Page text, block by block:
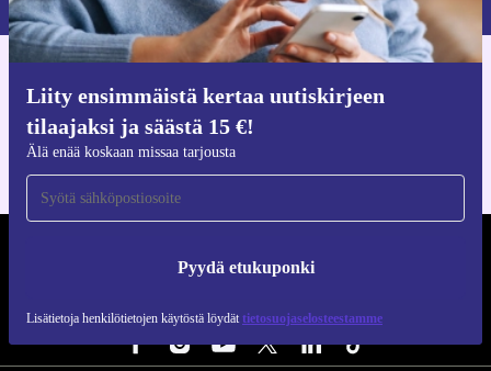
Liity ensimmäistä kertaa uutiskirjeen
tilaajaksi ja säästä 15 €!
Älä enää koskaan missaa tarjousta
Pyydä etukuponki
Lisätietoja henkilötietojen käytöstä löydät tietosuojaselosteestamme
iOS:lle ja Androidille